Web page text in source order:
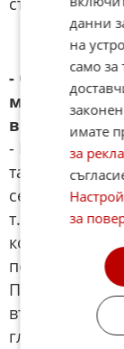
- След
много
вирус. По-
- Няма
такава
се подготвя
т.нар.
което на
постепенно
Процес като
във вода,
глупавата
данни
на
само за
имате
за
за